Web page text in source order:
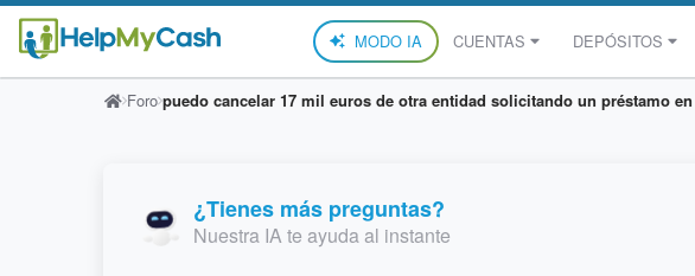
MODO IA CUENTAS DEPÓSITOS
Foro puedo cancelar 17 mil euros de otra entidad solicitando un préstamo
¿Tienes más preguntas?
Nuestra IA te ayuda al instante